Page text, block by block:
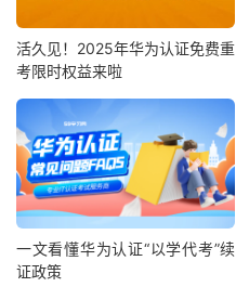
活久见！2025年华为认证免费重
考限时权益来啦
一文看懂华为认证“以学代考”续
证政策